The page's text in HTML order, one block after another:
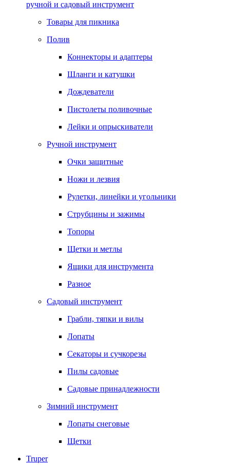
ручной и садовый инструмент
Товары для пикника
Полив
Коннекторы и адаптеры
Шланги и катушки
Дождеватели
Пистолеты поливочные
Лейки и опрыскиватели
Ручной инструмент
Очки защитные
Ножи и лезвия
Рулетки, линейки и угольники
Струбцины и зажимы
Топоры
Щетки и метлы
Ящики для инструмента
Разное
Садовый инструмент
Грабли, тяпки и вилы
Лопаты
Секаторы и сучкорезы
Пилы садовые
Садовые принадлежности
Зимний инструмент
Лопаты снеговые
Щетки
Truper